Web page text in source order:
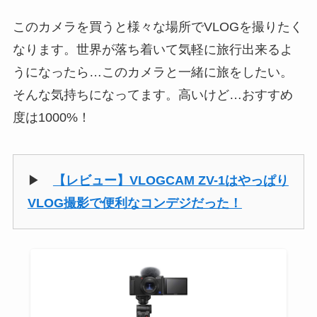
このカメラを買うと様々な場所でVLOGを撮りたく
なります。世界が落ち着いて気軽に旅行出来るよ
うになったら…このカメラと一緒に旅をしたい。
そんな気持ちになってます。高いけど…おすすめ
度は1000%！
▶
【レビュー】VLOGCAM ZV-1はやっぱり
VLOG撮影で便利なコンデジだった！